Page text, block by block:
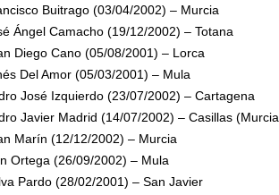
Buitrago (03/04/2002) – Murcia
Ángel Camacho (19/12/2002) – Totana
Diego Cano (05/08/2001) – Lorca
Del Amor (05/03/2001) – Mula
José Izquierdo (23/07/2002) – Cartagena
Javier Madrid (14/07/2002) – Casillas
Marín (12/12/2002) – Murcia
Ortega (26/09/2002) – Mula
Pardo (28/02/2001) – San Javier